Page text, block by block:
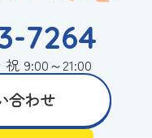
7264
9:00～21:00
合わせ